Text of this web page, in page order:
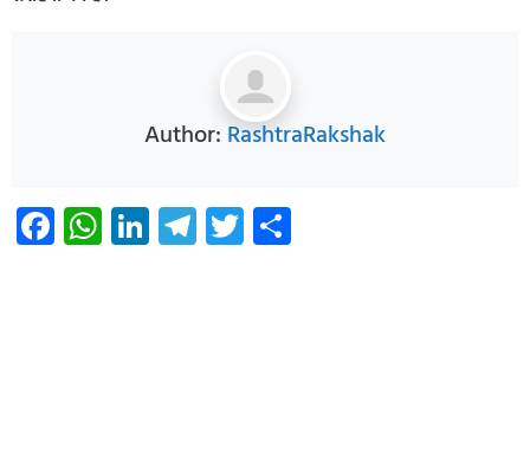
Author: RashtraRakshak
Facebook
WhatsApp
LinkedIn
Telegram
Twitter